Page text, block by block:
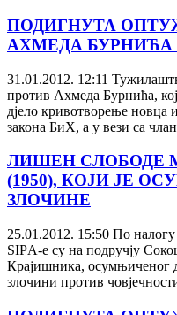
ПОДИГНУТА
АХМЕДА БУРНИЋА
31.01.2012. 12:11
против Ахмеда Бурнића,
дјело кривотворење новца
закона БиХ, а у вези са
ЛИШЕН СЛОБОДЕ
(1950), КОЈИ ЈЕ
ЗЛОЧИНЕ
25.01.2012. 15:50 По
SIPА-е су на подручју
Крајишника, осумњиченог
злочини против